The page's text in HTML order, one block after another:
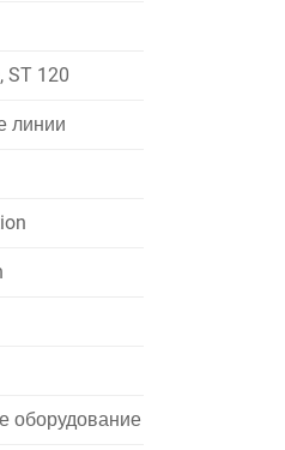
ST 120
линии
оборудование